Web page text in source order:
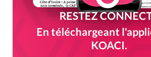
RESTEZ
En téléchargeant
KOACI.